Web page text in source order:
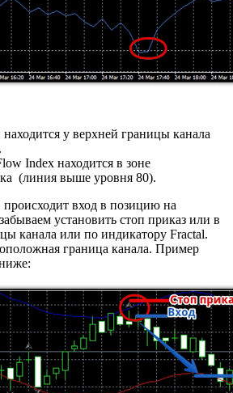
у верхней границы канала
Index находится в зоне
(линия выше уровня 80).
происходит вход в позицию на
установить стоп приказ или в
канала или по индикатору Fractal.
граница канала. Пример